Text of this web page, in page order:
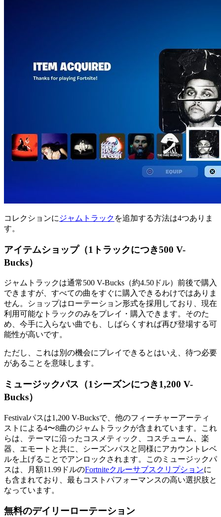
コレクションに ジャムトラック を追加する方法は4つありま
す。
アイテムショップ（1トラックにつき500 V-
Bucks）
ジャムトラックは通常500 V-Bucks（約4.50ドル）前後で購入
できますが、すべての曲をすぐに購入できるわけではありま
せん。ショップはローテーション形式を採用しており、現在
利用可能なトラックのみをプレイ・購入できます。そのた
め、今手に入らない曲でも、しばらくすれば再び登場する可
能性が高いです。
ただし、これは別の機会にプレイできるとはいえ、待つ必要
があることを意味します。
ミュージックパス（1シーズンにつき1,200 V-
Bucks）
Festivalパスは1,200 V-Bucksで、他のフィーチャーアーティ
ストによる4〜8曲のジャムトラックが含まれています。これ
らは、テーマに沿ったコスメティック、コスチューム、楽
器、エモートと共に、シーズンパスと同様にアカウントレベ
ルを上げることでアンロックされます。このミュージックパ
スは、月額11.99ドルのFortniteクルーサブスクリプションに
も含まれており、最もコストパフォーマンスの高い選択肢と
なっています。
無料のデイリーローテーション